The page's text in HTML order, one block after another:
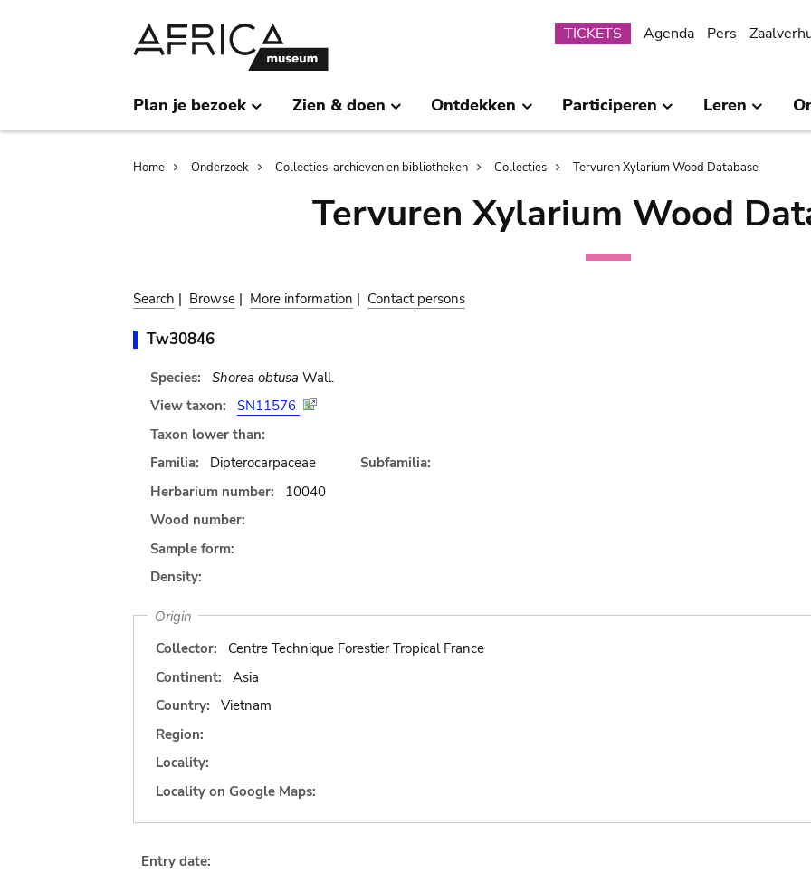
Submenu
TICKETS Agenda Pers
Plan je bezoek Zien & doen Ontdekken Participeren Leren
Breadcrumb
Home Onderzoek Collecties, archieven en bibliotheken Collecties Tervuren Xylarium Wood Database
Tervuren Xylarium Wood
Search | Browse | More information | Contact persons
Tw30846
Species: Shorea obtusa Wall.
View taxon:
SN11576
Taxon lower than:
Familia:
Dipterocarpaceae
Subfamilia:
Herbarium number:
10040
Wood number:
Sample form:
Density:
Origin
Collector:
Centre Technique Forestier Tropical France
Continent:
Asia
Country:
Vietnam
Region:
Locality:
Locality on Google Maps:
Entry date: